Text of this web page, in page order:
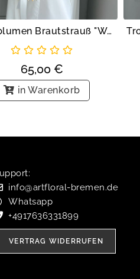
Kunstblumen Brautstrauß "Weisse Orchidee"
65,00 €
in Warenkorb
info@artfloral-bremen.de
Whatsapp
+4917636331899
VERTRAG WIDERRUFEN